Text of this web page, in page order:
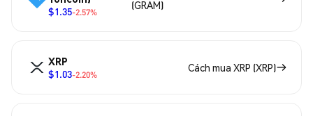
$1.35-2.57%
(GRAM)
XRP
$1.03-2.20%
Cách mua XRP (XRP)